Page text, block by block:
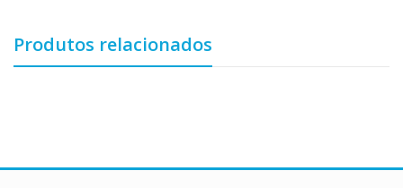
Produtos relacionados